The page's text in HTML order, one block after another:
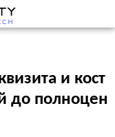
и кост
до полноцен